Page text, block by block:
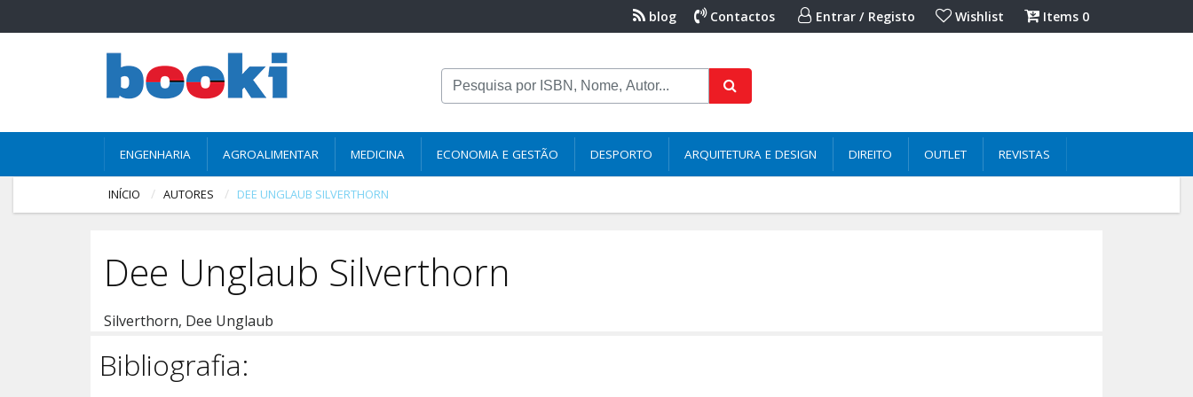
blog Contactos Entrar / Registo Wishlist Items 0
ENGENHARIA AGROALIMENTAR MEDICINA ECONOMIA E GESTÃO DESPORTO ARQUITETURA E DESIGN DIREITO OUTLET REVISTAS
INÍCIO AUTORES DEE UNGLAUB SILVERTHORN
Dee Unglaub Silverthorn
Silverthorn, Dee Unglaub
Bibliografia: